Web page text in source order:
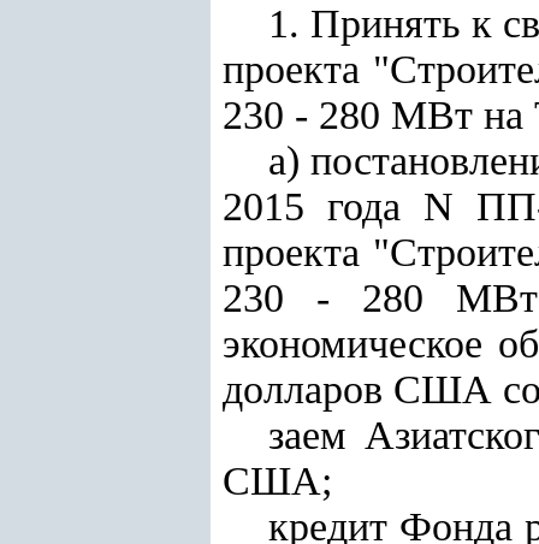
1. Принять к
проекта
230 - 280 МВт на
а)
2015 года N
проекта
230 - 280 МВт
экономическое
долларов США
заем
США;
кредит Фонда